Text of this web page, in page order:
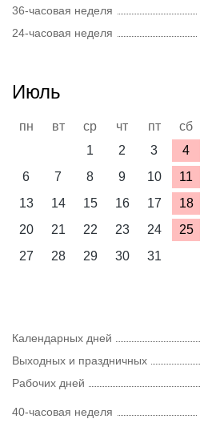
36-часовая неделя
24-часовая неделя
Июль
пн вт ср чт пт сб
1
2 3 4
6
7 8 9 10 11
13
14 15 16 17 18
20
21 22 23 24 25
27
28 29 30 31
Календарных дней
Выходных и праздничных
Рабочих дней
40-часовая неделя